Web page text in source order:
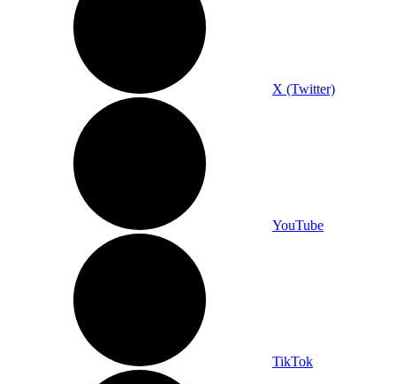
X (Twitter)
YouTube
TikTok